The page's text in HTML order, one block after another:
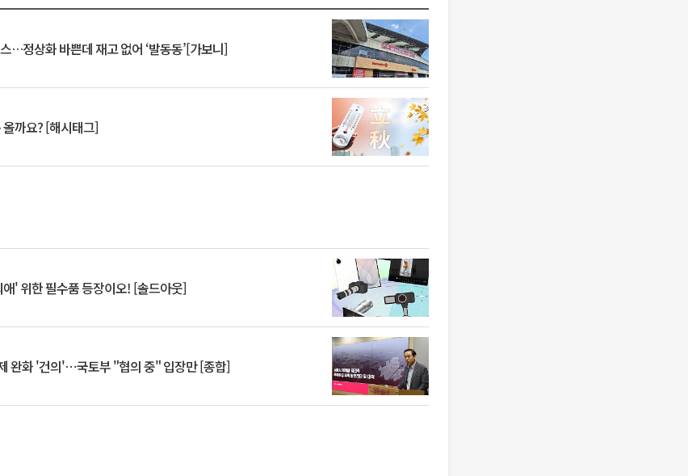
…정상화 바쁜데 재고 없어 ‘발동동’[가보니]
까요? [해시태그]
' 위한 필수품 등장이오! [솔드아웃]
완화 '건의'⋯국토부 "협의 중" 입장만 [종합]